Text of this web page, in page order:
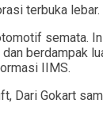
terbuka lebar.
semata.
berdampak
IIMS.
Dari Gokart